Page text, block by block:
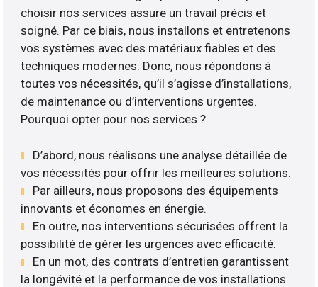
choisir nos services assure un travail précis et
soigné. Par ce biais, nous installons et entretenons
vos systèmes avec des matériaux fiables et des
techniques modernes. Donc, nous répondons à
toutes vos nécessités, qu’il s’agisse d’installations,
de maintenance ou d’interventions urgentes.
Pourquoi opter pour nos services ?
D’abord, nous réalisons une analyse détaillée de
vos nécessités pour offrir les meilleures solutions.
Par ailleurs, nous proposons des équipements
innovants et économes en énergie.
En outre, nos interventions sécurisées offrent la
possibilité de gérer les urgences avec efficacité.
En un mot, des contrats d’entretien garantissent
la longévité et la performance de vos installations.